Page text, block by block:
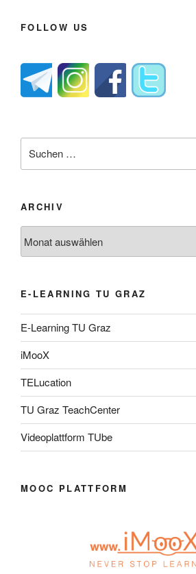
FOLLOW US
nach:
ARCHIV
E-LEARNING TU GRAZ
E-Learning TU Graz
iMooX
TELucation
TU Graz TeachCenter
Videoplattform TUbe
MOOC PLATTFORM